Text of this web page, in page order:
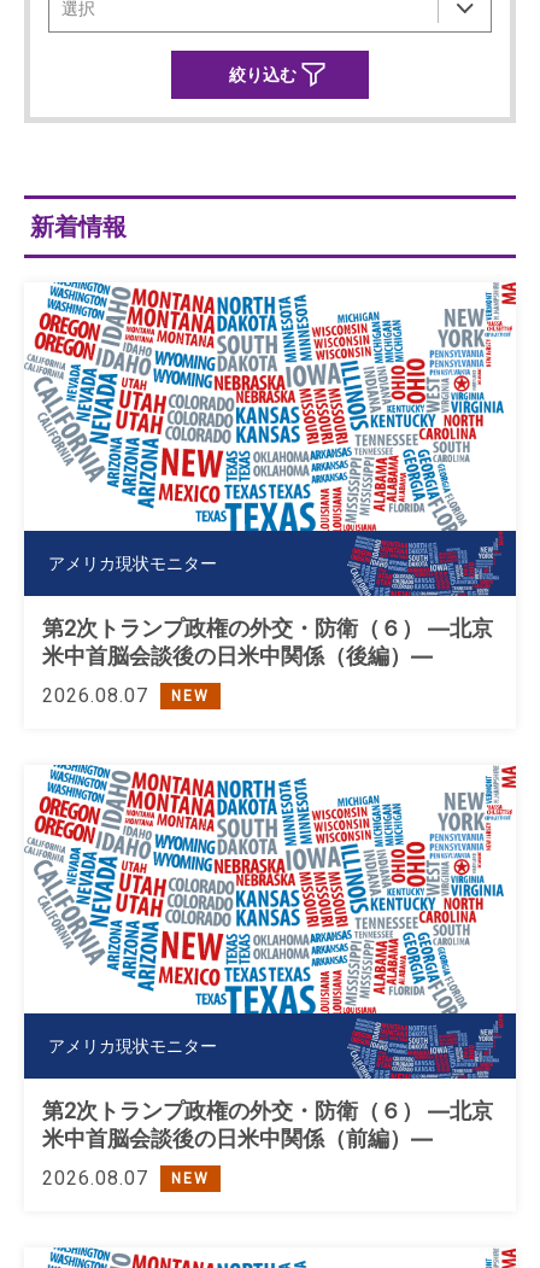
新着情報
2026.08.07 NEW
第2次トランプ政権の外交・防衛（６） ―北京
米中首脳会談後の日米中関係（後編）―
アメリカ現状モニター
2026.08.07 NEW
第2次トランプ政権の外交・防衛（６） ―北京
米中首脳会談後の日米中関係（前編）―
アメリカ現状モニター